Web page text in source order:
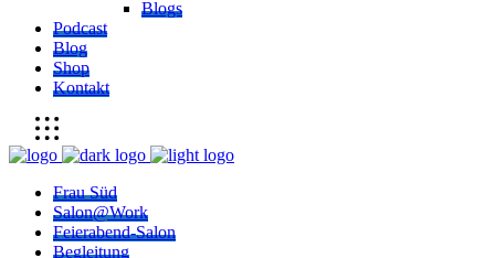
Blogs
Podcast
Blog
Shop
Kontakt
Frau Süd
Salon@Work
Feierabend-Salon
Begleitung